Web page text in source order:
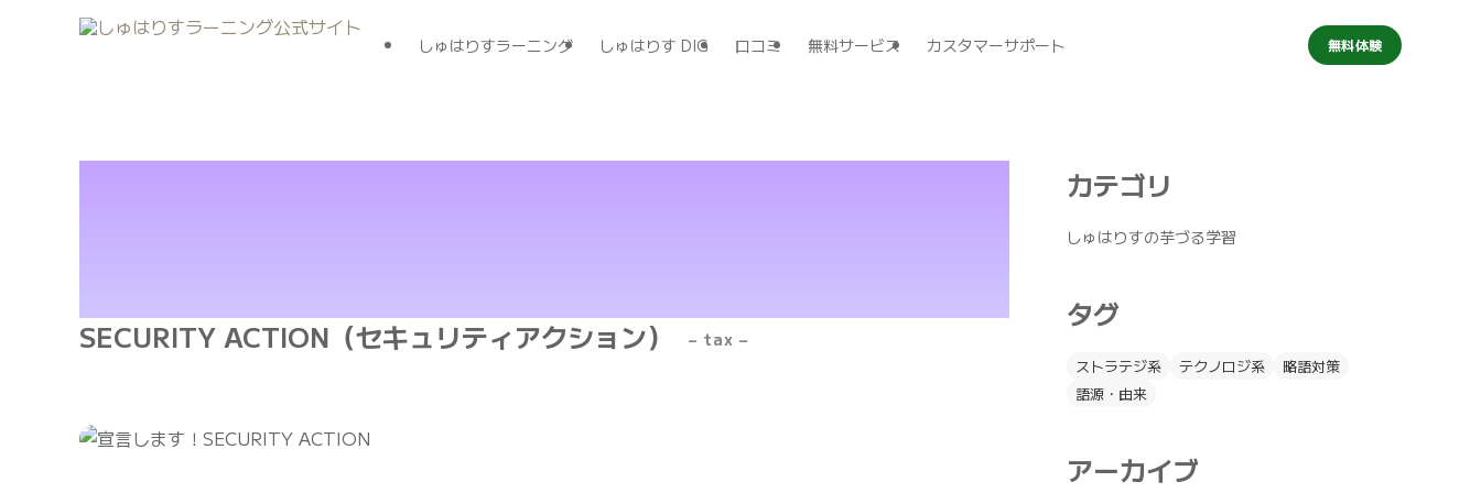
しゅはりすラーニング しゅはりす DIG 口コミ 無料サービス カスタマーサポート 無料体験
SECURITY ACTION（セキュリティアクション） – tax –
カテゴリ
しゅはりすの芋づる学習
タグ
ストラテジ系 テクノロジ系
略語対策
語源・由来
アーカイブ